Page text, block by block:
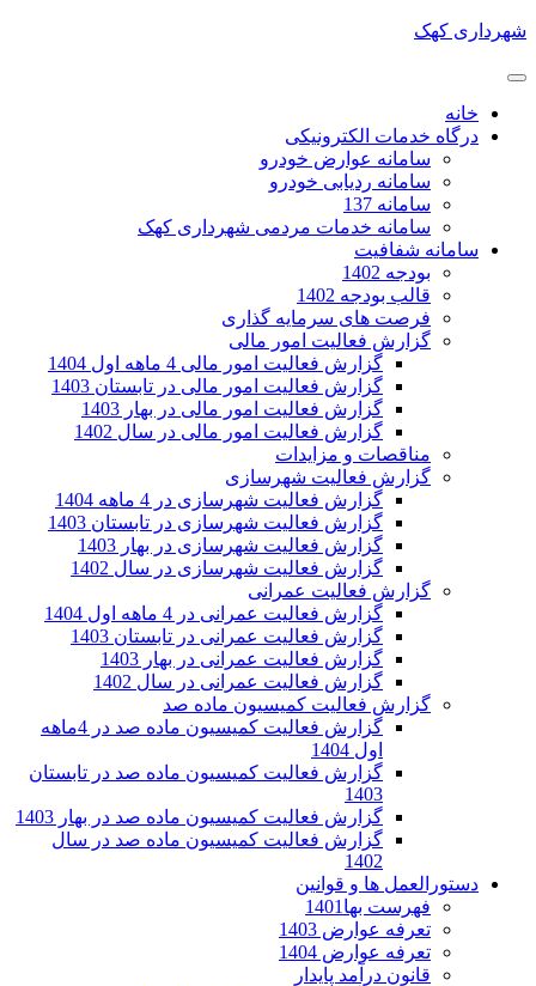
شهرداری کهک
خانه
درگاه خدمات الکترونیکی
سامانه عوارض خودرو
سامانه ردیابی خودرو
سامانه 137
سامانه خدمات مردمی شهرداری کهک
سامانه شفافیت
بودجه 1402
قالب بودجه 1402
فرصت های سرمایه گذاری
گزارش فعالیت امور مالی
گزارش فعالیت امور مالی 4 ماهه اول 1404
گزارش فعالیت امور مالی در تابستان 1403
گزارش فعالیت امور مالی در بهار 1403
گزارش فعالیت امور مالی در سال 1402
مناقصات و مزایدات
گزارش فعالیت شهرسازی
گزارش فعالیت شهرسازی در 4 ماهه 1404
گزارش فعالیت شهرسازی در تابستان 1403
گزارش فعالیت شهرسازی در بهار 1403
گزارش فعالیت شهرسازی در سال 1402
گزارش فعالیت عمرانی
گزارش فعالیت عمرانی در 4 ماهه اول 1404
گزارش فعالیت عمرانی در تابستان 1403
گزارش فعالیت عمرانی در بهار 1403
گزارش فعالیت عمرانی در سال 1402
گزارش فعالیت کمیسیون ماده صد
گزارش فعالیت کمیسیون ماده صد در 4ماهه
اول 1404
گزارش فعالیت کمیسیون ماده صد در تابستان
1403
گزارش فعالیت کمیسیون ماده صد در بهار 1403
گزارش فعالیت کمیسیون ماده صد در سال
1402
دستورالعمل ها و قوانین
فهرست بها1401
تعرفه عوارض 1403
تعرفه عوارض 1404
قانون درآمد پایدار